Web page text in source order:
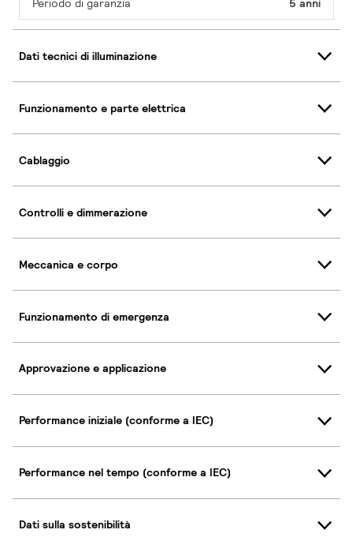
Periodo di garanzia 5 anni
Dati tecnici di illuminazione
Funzionamento e parte elettrica
Cablaggio
Controlli e dimmerazione
Meccanica e corpo
Funzionamento di emergenza
Approvazione e applicazione
Performance iniziale (conforme a IEC)
Performance nel tempo (conforme a IEC)
Dati sulla sostenibilità